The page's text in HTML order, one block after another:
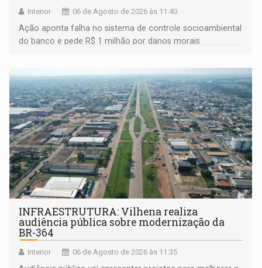
Interior 06 de Agosto de 2026 às 11:40
Ação aponta falha no sistema de controle socioambiental
do banco e pede R$ 1 milhão por danos morais
INFRAESTRUTURA: Vilhena realiza
audiência pública sobre modernização da
BR-364
Interior 06 de Agosto de 2026 às 11:35